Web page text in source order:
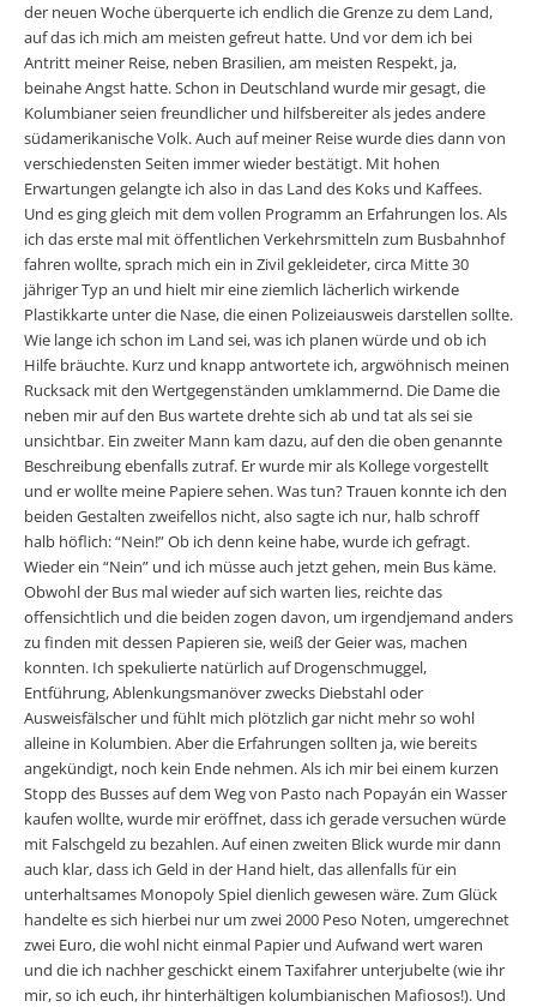
der neuen Woche überquerte ich endlich die Grenze zu dem Land,
auf das ich mich am meisten gefreut hatte. Und vor dem ich bei
Antritt meiner Reise, neben Brasilien, am meisten Respekt, ja,
beinahe Angst hatte. Schon in Deutschland wurde mir gesagt, die
Kolumbianer seien freundlicher und hilfsbereiter als jedes andere
südamerikanische Volk. Auch auf meiner Reise wurde dies dann von
verschiedensten Seiten immer wieder bestätigt. Mit hohen
Erwartungen gelangte ich also in das Land des Koks und Kaffees.
Und es ging gleich mit dem vollen Programm an Erfahrungen los. Als
ich das erste mal mit öffentlichen Verkehrsmitteln zum Busbahnhof
fahren wollte, sprach mich ein in Zivil gekleideter, circa Mitte 30
jähriger Typ an und hielt mir eine ziemlich lächerlich wirkende
Plastikkarte unter die Nase, die einen Polizeiausweis darstellen sollte.
Wie lange ich schon im Land sei, was ich planen würde und ob ich
Hilfe bräuchte. Kurz und knapp antwortete ich, argwöhnisch meinen
Rucksack mit den Wertgegenständen umklammernd. Die Dame die
neben mir auf den Bus wartete drehte sich ab und tat als sei sie
unsichtbar. Ein zweiter Mann kam dazu, auf den die oben genannte
Beschreibung ebenfalls zutraf. Er wurde mir als Kollege vorgestellt
und er wollte meine Papiere sehen. Was tun? Trauen konnte ich den
beiden Gestalten zweifellos nicht, also sagte ich nur, halb schroff
halb höflich: “Nein!” Ob ich denn keine habe, wurde ich gefragt.
Wieder ein “Nein” und ich müsse auch jetzt gehen, mein Bus käme.
Obwohl der Bus mal wieder auf sich warten lies, reichte das
offensichtlich und die beiden zogen davon, um irgendjemand anders
zu finden mit dessen Papieren sie, weiß der Geier was, machen
konnten. Ich spekulierte natürlich auf Drogenschmuggel,
Entführung, Ablenkungsmanöver zwecks Diebstahl oder
Ausweisfälscher und fühlt mich plötzlich gar nicht mehr so wohl
alleine in Kolumbien. Aber die Erfahrungen sollten ja, wie bereits
angekündigt, noch kein Ende nehmen. Als ich mir bei einem kurzen
Stopp des Busses auf dem Weg von Pasto nach Popayán ein Wasser
kaufen wollte, wurde mir eröffnet, dass ich gerade versuchen würde
mit Falschgeld zu bezahlen. Auf einen zweiten Blick wurde mir dann
auch klar, dass ich Geld in der Hand hielt, das allenfalls für ein
unterhaltsames Monopoly Spiel dienlich gewesen wäre. Zum Glück
handelte es sich hierbei nur um zwei 2000 Peso Noten, umgerechnet
zwei Euro, die wohl nicht einmal Papier und Aufwand wert waren
und die ich nachher geschickt einem Taxifahrer unterjubelte (wie ihr
mir, so ich euch, ihr hinterhältigen kolumbianischen Mafiosos!). Und